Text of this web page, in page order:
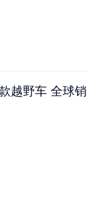
越野车 全球销